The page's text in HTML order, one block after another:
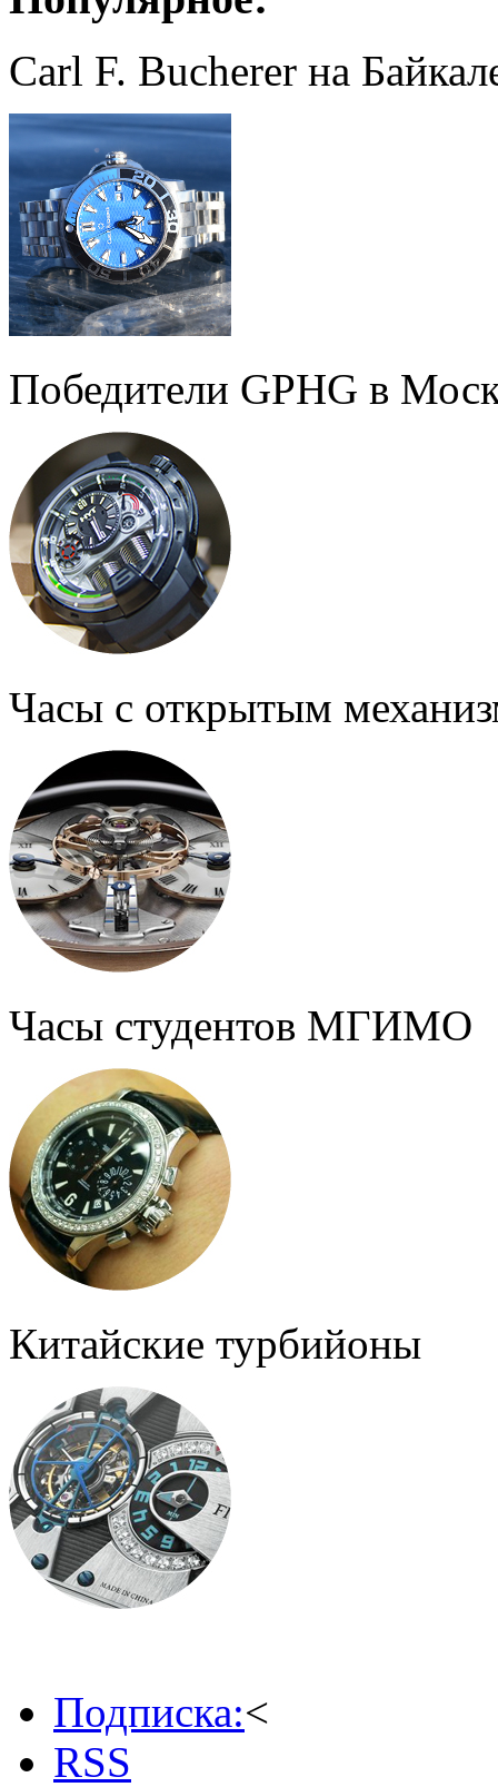
Carl F. Bucherer на
Победители GPHG в
Часы с открытым
Часы студентов МГИМО
Китайские турбийоны
Подписка:<
RSS